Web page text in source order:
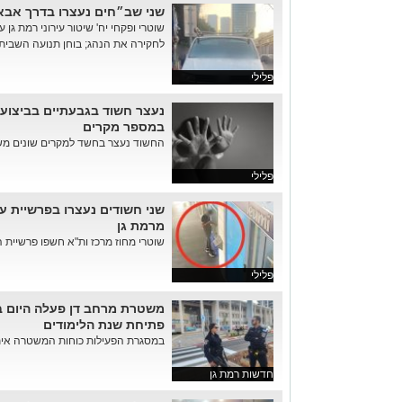
פלילי
שני שב״חים נעצרו בדרך
לחקירה את הנהג; בוחן תנועה השבית
פלילי
נעצר חשוד בגבעתיים
במספר מקרים
החשוד נעצר בחשד למקרים שונים
פלילי
שני חשודים נעצרו
מרמת גן
שוטרי מחוז מרכז ות"א חשפו
חדשות רמת גן
משטרת מרחב דן פעלה היום
פתיחת שנת הלימודים
במסגרת הפעילות כוחות המשטרה איתרו ועצרו 9